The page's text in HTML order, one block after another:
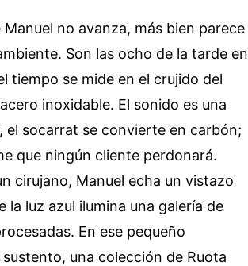
no avanza, más bien parece
Son las ocho de la tarde en
tiempo se mide en el crujido del
inoxidable. El sonido es una
el socarrat se convierte en carbón;
que ningún cliente perdonará.
cirujano, Manuel echa un vistazo
luz azul ilumina una galería de
En ese pequeño
una colección de Ruota